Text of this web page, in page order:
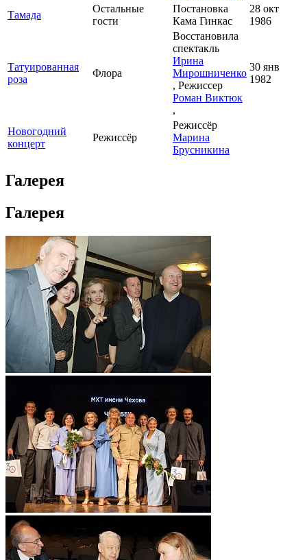
Тамада
Остальные
гости
Постановка
Кама Гинкас
28 окт
1986
Татуированная
роза
Флора
Восстановила
спектакль
Ирина
Мирошниченко
, Режиссер
Роман Виктюк
,
30 янв
1982
Новогодний
концерт
Режиссёр
Режиссёр
Марина
Брусникина
Галерея
Галерея